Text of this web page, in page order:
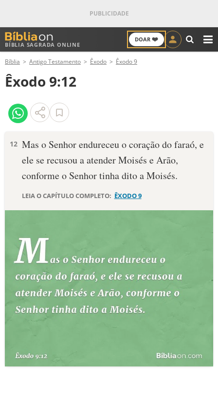
BÍBLIA SAGRADA ONLINE
DOAR ❤️
ANTIGO TESTAMENTO
NOVO TESTAMENTO
VERSÍCULOS
PALAVRA DO DIA
DEVOCIONAL DIÁRIO
10 MANDAMENTOS
ESTUDOS BÍBLICOS
ESBOÇOS DE PREGAÇÃO
TEMAS
TERMO BÍBLICO
Bíblia Antigo Testamento Êxodo Êxodo 9
Êxodo 9:12
12 Mas o Senhor endureceu o coração do faraó, e
ele se recusou a atender Moisés e Arão,
conforme o Senhor tinha dito a Moisés.
LEIA O CAPÍTULO COMPLETO: ÊXODO 9